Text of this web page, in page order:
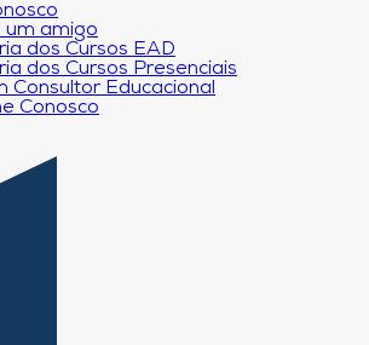
um amigo
dos Cursos EAD
dos Cursos Presenciais
Consultor Educacional
Conosco